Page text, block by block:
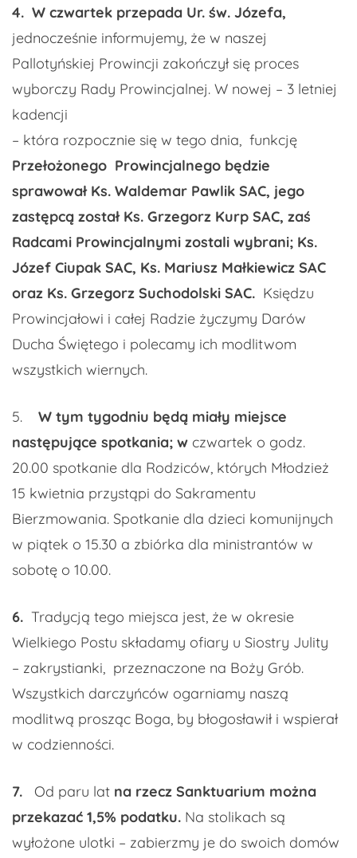
4. W czwartek przepada Ur. św. Józefa,
jednocześnie informujemy, że w naszej
Pallotyńskiej Prowincji zakończył się proces
wyborczy Rady Prowincjalnej. W nowej – 3 letniej
kadencji
– która rozpocznie się w tego dnia, funkcję
Przełożonego Prowincjalnego będzie
sprawował Ks. Waldemar Pawlik SAC, jego
zastępcą został Ks. Grzegorz Kurp SAC, zaś
Radcami Prowincjalnymi zostali wybrani; Ks.
Józef Ciupak SAC, Ks. Mariusz Małkiewicz SAC
oraz Ks. Grzegorz Suchodolski SAC. Księdzu
Prowincjałowi i całej Radzie życzymy Darów
Ducha Świętego i polecamy ich modlitwom
wszystkich wiernych.
5. W tym tygodniu będą miały miejsce
następujące spotkania; w czwartek o godz.
20.00 spotkanie dla Rodziców, których Młodzież
15 kwietnia przystąpi do Sakramentu
Bierzmowania. Spotkanie dla dzieci komunijnych
w piątek o 15.30 a zbiórka dla ministrantów w
sobotę o 10.00.
6. Tradycją tego miejsca jest, że w okresie
Wielkiego Postu składamy ofiary u Siostry Julity
– zakrystianki, przeznaczone na Boży Grób.
Wszystkich darczyńców ogarniamy naszą
modlitwą prosząc Boga, by błogosławił i wspierał
w codzienności.
7. Od paru lat na rzecz Sanktuarium można
przekazać 1,5% podatku. Na stolikach są
wyłożone ulotki – zabierzmy je do swoich domów